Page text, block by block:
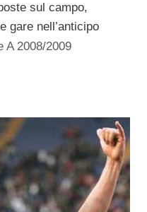
sul campo,
gare nell’anticipo
A 2008/2009